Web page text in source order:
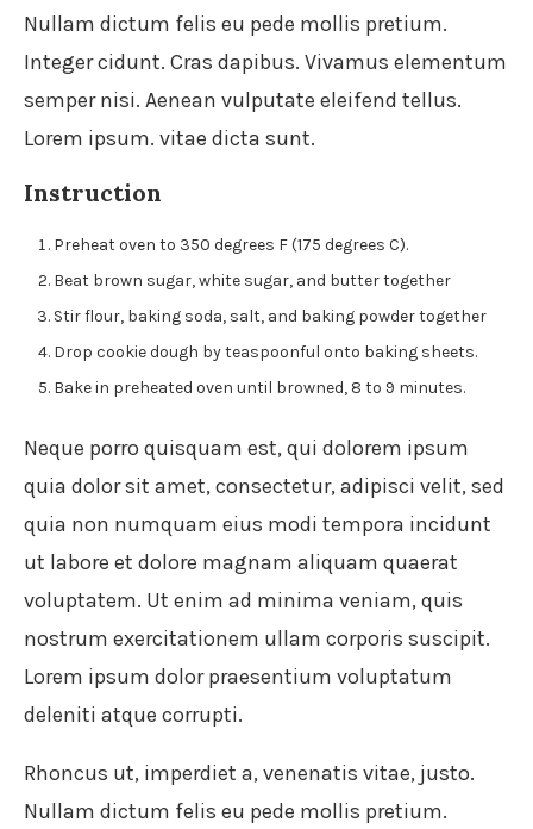
Nullam dictum felis eu pede mollis pretium.
Integer cidunt. Cras dapibus. Vivamus elementum
semper nisi. Aenean vulputate eleifend tellus.
Lorem ipsum. vitae dicta sunt.
Instruction
Preheat oven to 350 degrees F (175 degrees C).
Beat brown sugar, white sugar, and butter together
Stir flour, baking soda, salt, and baking powder together
Drop cookie dough by teaspoonful onto baking sheets.
Bake in preheated oven until browned, 8 to 9 minutes.
Neque porro quisquam est, qui dolorem ipsum
quia dolor sit amet, consectetur, adipisci velit, sed
quia non numquam eius modi tempora incidunt
ut labore et dolore magnam aliquam quaerat
voluptatem. Ut enim ad minima veniam, quis
nostrum exercitationem ullam corporis suscipit.
Lorem ipsum dolor praesentium voluptatum
deleniti atque corrupti.
Rhoncus ut, imperdiet a, venenatis vitae, justo.
Nullam dictum felis eu pede mollis pretium.